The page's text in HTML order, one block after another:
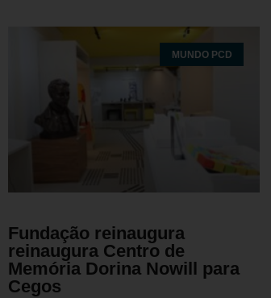
MUNDO PCD
Fundação reinaugura
reinaugura Centro de
Memória Dorina Nowill para
Cegos